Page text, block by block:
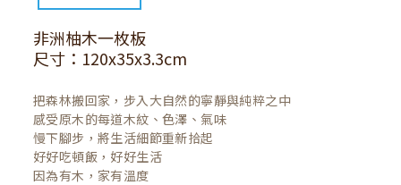
非洲柚木一枚板
尺寸：120x35x3.3cm
把森林搬回家，步入大自然的寧靜與純粹之中
感受原木的每道木紋、色澤、氣味
慢下腳步，將生活細節重新拾起
好好吃頓飯，好好生活
因為有木，家有溫度